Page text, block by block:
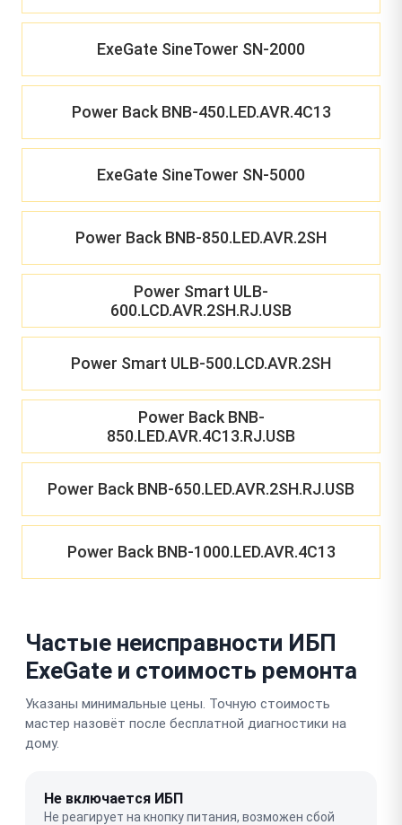
ExeGate SineTower SN-2000
Power Back BNB-450.LED.AVR.4C13
ExeGate SineTower SN-5000
Power Back BNB-850.LED.AVR.2SH
Power Smart ULB-
600.LCD.AVR.2SH.RJ.USB
Power Smart ULB-500.LCD.AVR.2SH
Power Back BNB-
850.LED.AVR.4C13.RJ.USB
Power Back BNB-650.LED.AVR.2SH.RJ.USB
Power Back BNB-1000.LED.AVR.4C13
Частые неисправности ИБП
ExeGate и стоимость ремонта
Указаны минимальные цены. Точную стоимость
мастер назовёт после бесплатной диагностики на
дому.
Не включается ИБП
Не реагирует на кнопку питания, возможен сбой